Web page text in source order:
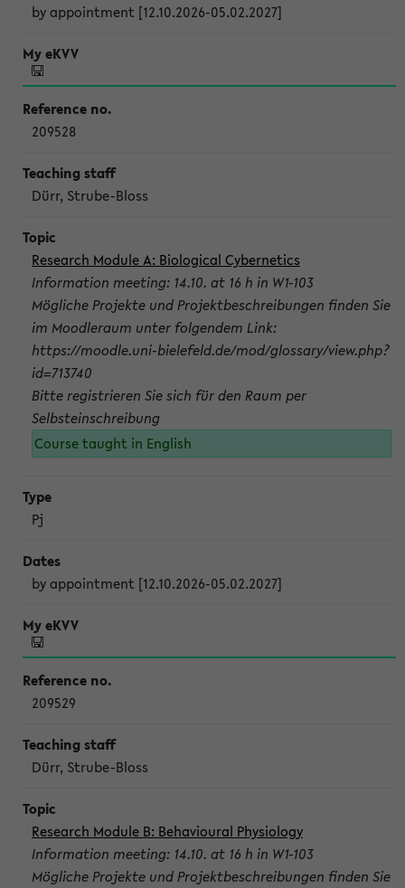
by appointment [12.10.2026-05.02.2027]
209528
Dürr, Strube-Bloss
Research Module A: Biological Cybernetics
Information meeting: 14.10. at 16 h in W1-103
Mögliche Projekte und Projektbeschreibungen finden Sie
im Moodleraum unter folgendem Link:
https://moodle.uni-bielefeld.de/mod/glossary/view.php?
id=713740
Bitte registrieren Sie sich für den Raum per
Selbsteinschreibung
Course taught in English
Pj
by appointment [12.10.2026-05.02.2027]
209529
Dürr, Strube-Bloss
Research Module B: Behavioural Physiology
Information meeting: 14.10. at 16 h in W1-103
Mögliche Projekte und Projektbeschreibungen finden Sie